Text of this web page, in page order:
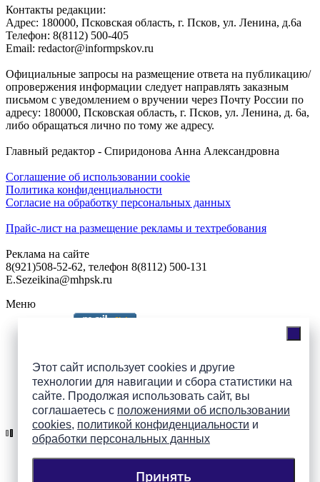
Этот сайт использует cookies и другие
технологии для навигации и сбора статистики на
сайте. Продолжая использовать сайт, вы
соглашаетесь с положениями об использовании
cookies, политикой конфиденциальности и
обработки персональных данных
Принять
Контакты редакции:
Адреc: 180000, Псковская область, г. Псков, ул. Ленина, д.6а
Телефон: 8(8112) 500-405
Email: redactor@informpskov.ru
Официальные запросы на размещение ответа на публикацию/
опровержения информации следует направлять заказным
письмом с уведомлением о вручении через Почту России по
адресу: 180000, Псковская область, г. Псков, ул. Ленина, д. 6а,
либо обращаться лично по тому же адресу.
Главный редактор - Спиридонова Анна Александровна
Соглашение об использовании cookie
Политика конфиденциальности
Согласие на обработку персональных данных
Прайс-лист на размещение рекламы и техтребования
Реклама на сайте
8(921)508-52-62, телефон 8(8112) 500-131
E.Sezeikina@mhpsk.ru
Меню
Подпишись на группы
ПАИ в соцсетях!